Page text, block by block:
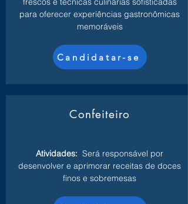
para oferecer experiências gastronômicas
memoráveis
Candidatar-se
Confeiteiro
Atividades: Será responsável por
desenvolver e aprimorar receitas de doces
finos e sobremesas